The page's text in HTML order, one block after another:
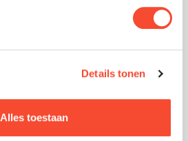
Details tonen
Alles toestaan